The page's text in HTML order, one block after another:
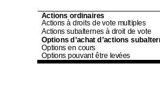
Actions ordinaires
Actions à droits de vote multiples
Actions subalternes à droit de vote
Options d’achat d’actions
Options en cours
Options pouvant être levées